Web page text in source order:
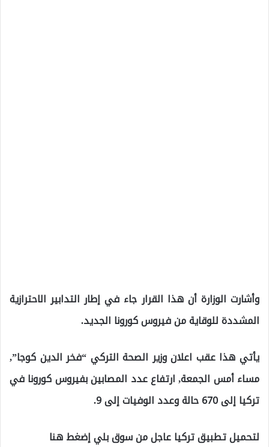
وأشارت الوزارة أن هذا القرار جاء في إطار التدابير الاحترازية
المشددة للوقاية من فيروس كورونا الجديد.
يأتي هذا عقب اعلان وزير الصحة التركي “فخر الدين كوجا”,
مساء أمس الجمعة, ارتفاع عدد المصابين بفيروس كورونا في
تركيا إلى 670 حالة وعدد الوفيات إلى 9.
لتحميل تطبيق تركيا عاجل من سوق بلي إضغط هنا